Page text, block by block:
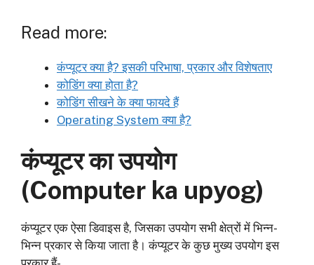
Read more:
कंप्यूटर क्या है? इसकी परिभाषा, प्रकार और विशेषताए
कोडिंग क्या होता है?
कोडिंग सीखने के क्या फायदे हैं
Operating System क्या है?
कंप्यूटर का उपयोग
(Computer ka upyog)
कंप्यूटर एक ऐसा डिवाइस है, जिसका उपयोग सभी क्षेत्रों में भिन्न-
भिन्न प्रकार से किया जाता है। कंप्यूटर के कुछ मुख्य उपयोग इस